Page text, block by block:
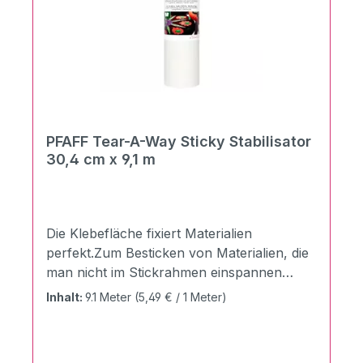
PFAFF Tear-A-Way Sticky Stabilisator
30,4 cm x 9,1 m
Die Klebefläche fixiert Materialien
perfekt.Zum Besticken von Materialien, die
man nicht im Stickrahmen einspannen
kann. Beispielsweise kleine Stoffstücke,
Inhalt: 9.1 Meter (5,49 € / 1 Meter)